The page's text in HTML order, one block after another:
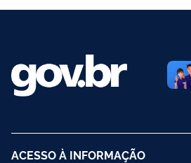
ACESSO À INFORMAÇÃO